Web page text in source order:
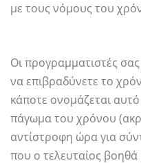
με τους νόμους του
Οι προγραμματιστές
να επιβραδύνετε το
κάποτε ονομάζεται
πάγωμα του χρόνου
αντίστροφη ώρα για
που ο τελευταίος